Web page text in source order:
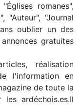
romanes",
"Auteur", "Journal
oublier un des
gratuites
réalisation
l'information en
de toute la
ardéchois.es.Il